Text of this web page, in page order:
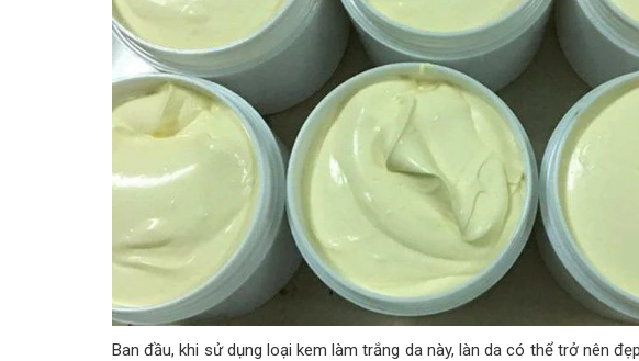
Ban đầu, khi sử dụng loại kem làm trắng da này, làn da có thể trở nên